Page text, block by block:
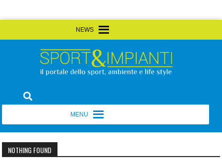
to
Sport&Impianti
NOTHING FOUND